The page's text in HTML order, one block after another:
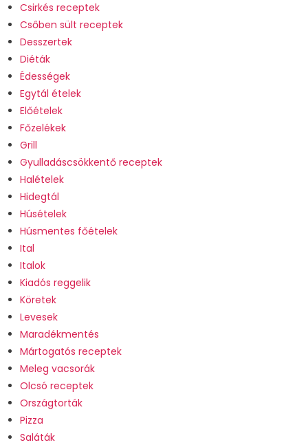
Csirkés receptek
Csőben sült receptek
Desszertek
Diéták
Édességek
Egytál ételek
Előételek
Főzelékek
Grill
Gyulladáscsökkentő receptek
Halételek
Hidegtál
Húsételek
Húsmentes főételek
Ital
Italok
Kiadós reggelik
Köretek
Levesek
Maradékmentés
Mártogatós receptek
Meleg vacsorák
Olcsó receptek
Országtorták
Pizza
Saláták